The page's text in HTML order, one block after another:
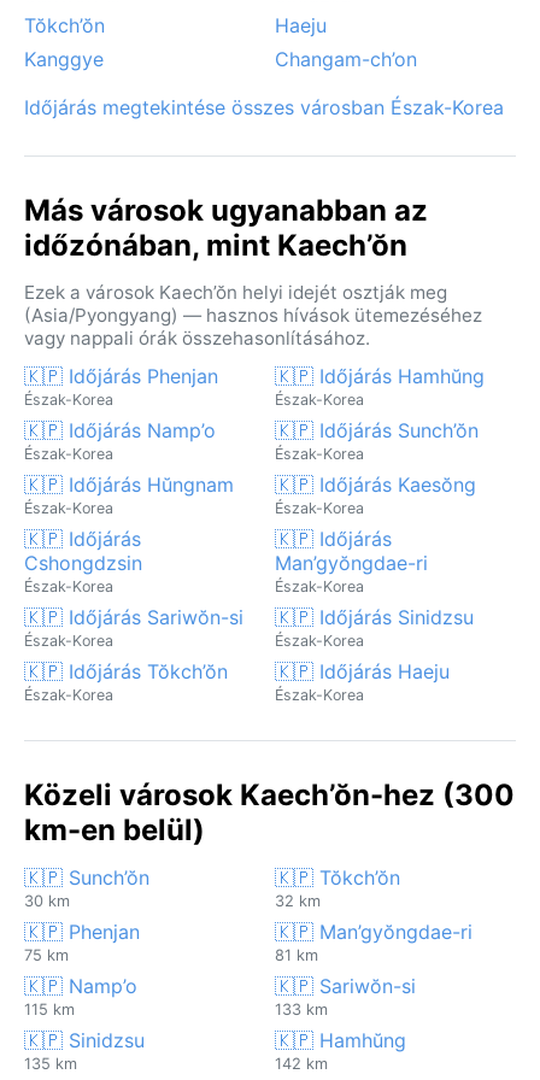
kialakuló helyi áradások jelentik.
Tŏkch’ŏn
Haeju
Kanggye
Changam-ch’on
Időjárás megtekintése összes városban Észak-Korea
Más városok ugyanabban az
időzónában, mint Kaech’ŏn
Ezek a városok Kaech’ŏn helyi idejét osztják meg
(Asia/Pyongyang) — hasznos hívások ütemezéséhez
vagy nappali órák összehasonlításához.
🇰🇵 Időjárás Phenjan
Észak-Korea
🇰🇵 Időjárás Hamhŭng
Észak-Korea
🇰🇵 Időjárás Namp’o
Észak-Korea
🇰🇵 Időjárás Sunch’ŏn
Észak-Korea
🇰🇵 Időjárás Hŭngnam
Észak-Korea
🇰🇵 Időjárás Kaesŏng
Észak-Korea
🇰🇵 Időjárás
Cshongdzsin
Észak-Korea
🇰🇵 Időjárás
Man’gyŏngdae-ri
Észak-Korea
🇰🇵 Időjárás Sariwŏn-si
Észak-Korea
🇰🇵 Időjárás Sinidzsu
Észak-Korea
🇰🇵 Időjárás Tŏkch’ŏn
Észak-Korea
🇰🇵 Időjárás Haeju
Észak-Korea
Közeli városok Kaech’ŏn-hez (300
km-en belül)
🇰🇵 Sunch’ŏn
30 km
🇰🇵 Tŏkch’ŏn
32 km
🇰🇵 Phenjan
75 km
🇰🇵 Man’gyŏngdae-ri
81 km
🇰🇵 Namp’o
115 km
🇰🇵 Sariwŏn-si
133 km
🇰🇵 Sinidzsu
135 km
🇰🇵 Hamhŭng
142 km